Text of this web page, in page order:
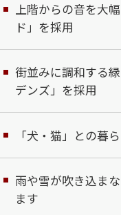
上階からの音を大
ド」を採用
街並みに調和する
デンズ」を採用
「犬・猫」との暮
雨や雪が吹き込ま
ます